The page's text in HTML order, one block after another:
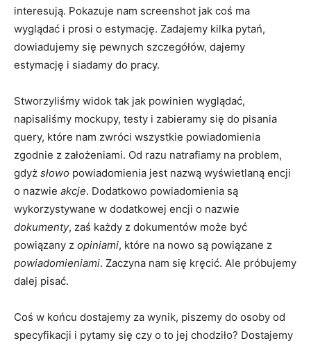
interesują. Pokazuje nam screenshot jak coś ma
wyglądać i prosi o estymację. Zadajemy kilka pytań,
dowiadujemy się pewnych szczegółów, dajemy
estymację i siadamy do pracy.
Stworzyliśmy widok tak jak powinien wyglądać,
napisaliśmy mockupy, testy i zabieramy się do pisania
query, które nam zwróci wszystkie powiadomienia
zgodnie z założeniami. Od razu natrafiamy na problem,
gdyż słowo powiadomienia jest nazwą wyświetlaną encji
o nazwie akcje. Dodatkowo powiadomienia są
wykorzystywane w dodatkowej encji o nazwie
dokumenty, zaś każdy z dokumentów może być
powiązany z opiniami, które na nowo są powiązane z
powiadomieniami. Zaczyna nam się kręcić. Ale próbujemy
dalej pisać.
Coś w końcu dostajemy za wynik, piszemy do osoby od
specyfikacji i pytamy się czy o to jej chodziło? Dostajemy